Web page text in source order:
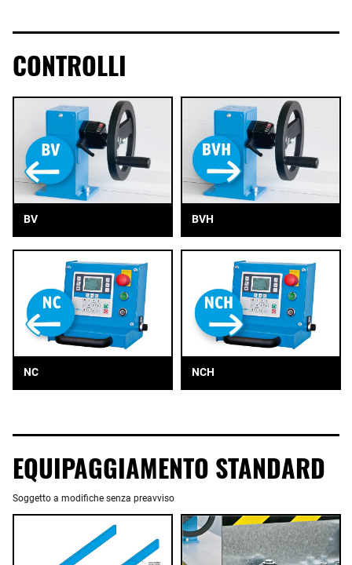
CONTROLLI
BV BVH
NC NCH
EQUIPAGGIAMENTO STANDARD
Soggetto a modifiche senza preavviso